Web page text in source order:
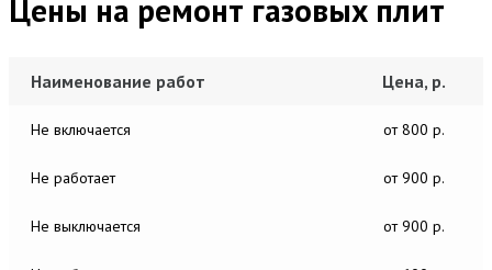
Цены на ремонт газовых плит
Наименование работ Цена, р.
Не включается от 800 р.
Не работает от 900 р.
Не выключается от 900 р.